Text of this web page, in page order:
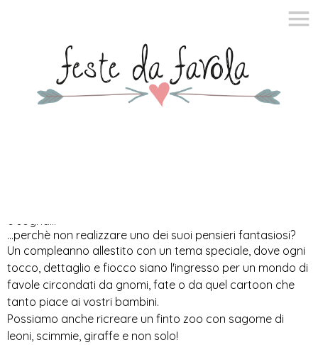
e sogna...
...perchè non realizzare uno dei suoi pensieri fantasiosi?
Un compleanno allestito con un tema speciale, dove ogni
tocco, dettaglio e fiocco siano l'ingresso per un mondo di
favole circondati da gnomi, fate o da quel cartoon che
tanto piace ai vostri bambini.
Possiamo anche ricreare un finto zoo con sagome di
leoni, scimmie, giraffe e non solo!